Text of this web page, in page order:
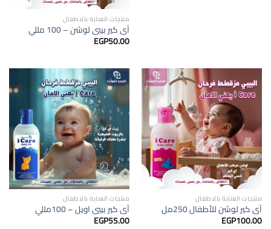
منتجات العناية بالاطفال
آى كير بيبى لوشن – 100 مللي
EGP50.00
منتجات العناية بالاطفال
آى كير لوشن للأطفال 250مل
EGP100.00
منتجات العناية بالاطفال
آى كير بيبى اويل – 100مللي
EGP55.00